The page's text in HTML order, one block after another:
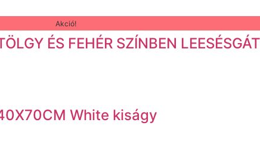
Akció!
ÉS FEHÉR SZÍNBEN
White kiságy